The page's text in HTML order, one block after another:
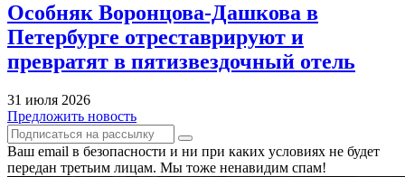
Особняк Воронцова-Дашкова в
Петербурге отреставрируют и
превратят в пятизвездочный отель
31 июля 2026
Предложить новость
Ваш email в безопасности и ни при каких условиях не будет
передан третьим лицам. Мы тоже ненавидим спам!